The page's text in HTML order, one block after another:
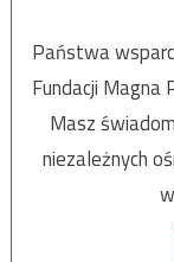
Państwa
Fundacji Magna
Masz
niezależnych